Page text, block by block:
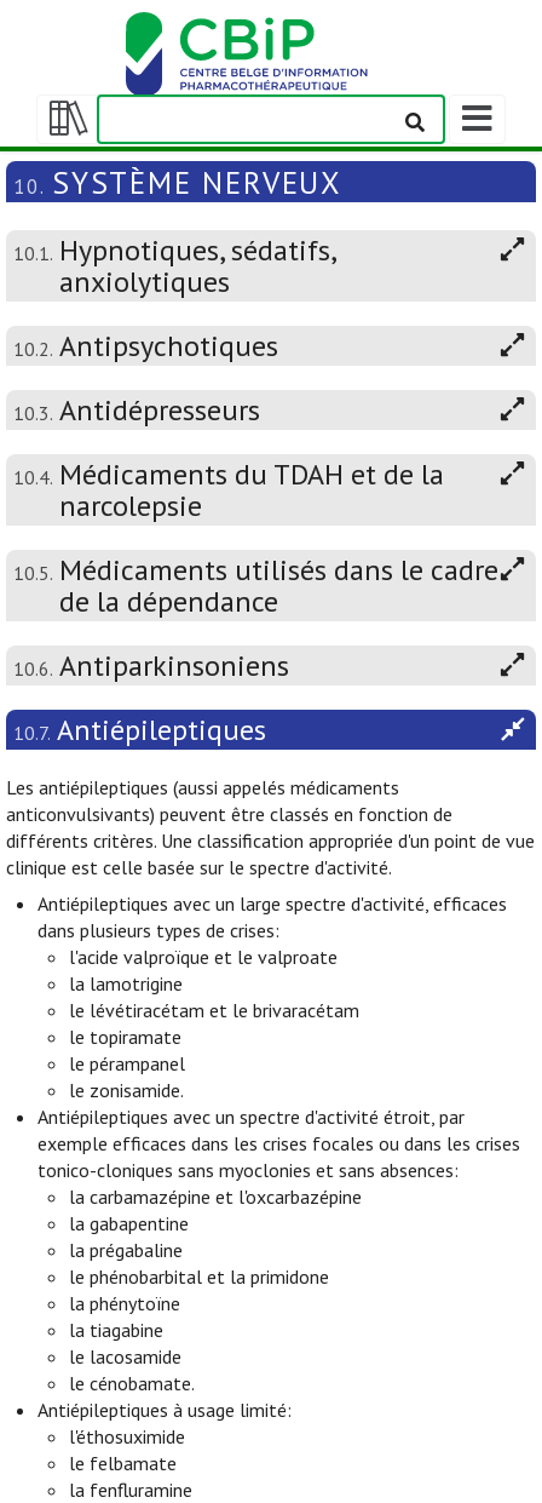
Afficher/masquer
la
table
matières
Afficher/
la
barre
navigation
10. SYSTÈME NERVEUX
10.1. Hypnotiques, sédatifs,
anxiolytiques
10.2. Antipsychotiques
10.3. Antidépresseurs
10.4. Médicaments du TDAH et de la
narcolepsie
10.5. Médicaments utilisés dans le cadre
de la dépendance
10.6. Antiparkinsoniens
10.7. Antiépileptiques
Les antiépileptiques (aussi appelés médicaments
anticonvulsivants) peuvent être classés en fonction de
différents critères. Une classification appropriée d'un point de vue
clinique est celle basée sur le spectre d'activité.
Antiépileptiques avec un large spectre d'activité, efficaces
dans plusieurs types de crises:
l'acide valproïque et le valproate
la lamotrigine
le lévétiracétam et le brivaracétam
le topiramate
le pérampanel
le zonisamide.
Antiépileptiques avec un spectre d'activité étroit, par
exemple efficaces dans les crises focales ou dans les crises
tonico-cloniques sans myoclonies et sans absences:
la carbamazépine et l'oxcarbazépine
la gabapentine
la prégabaline
le phénobarbital et la primidone
la phénytoïne
la tiagabine
le lacosamide
le cénobamate.
Antiépileptiques à usage limité:
l'éthosuximide
le felbamate
la fenfluramine